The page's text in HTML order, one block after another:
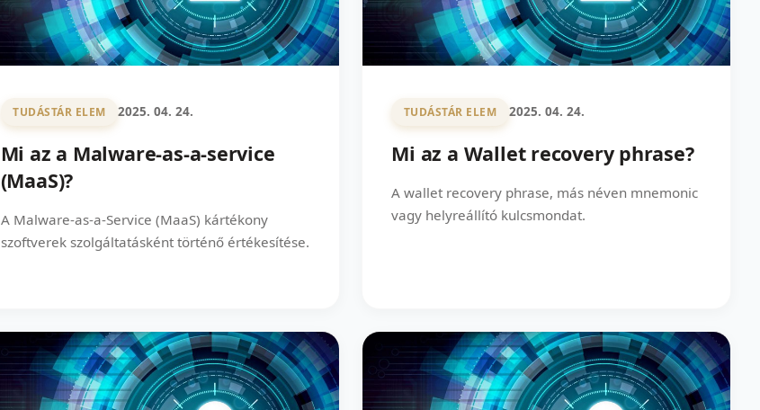
TUDÁSTÁR ELEM 2025. 04. 24.
Mi az a Malware-as-a-service
(MaaS)?
A Malware-as-a-Service (MaaS) kártékony
szoftverek szolgáltatásként történő értékesítése.
TUDÁSTÁR ELEM 2025. 04. 24.
Mi az a Wallet recovery phrase?
A wallet recovery phrase, más néven mnemonic
vagy helyreállító kulcsmondat.